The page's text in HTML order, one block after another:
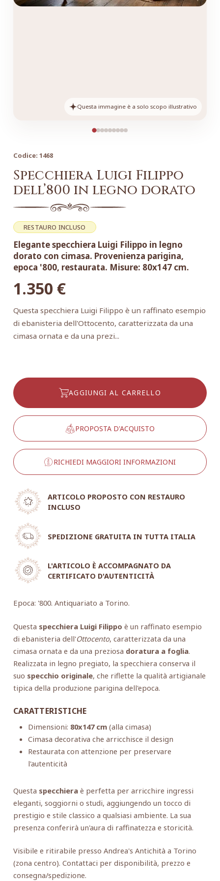
Questa immagine è a solo scopo illustrativo
Codice: 1468
Specchiera Luigi Filippo
dell’800 in legno dorato
RESTAURO INCLUSO
Elegante specchiera Luigi Filippo in legno
dorato con cimasa. Provenienza parigina,
epoca '800, restaurata. Misure: 80x147 cm.
1.350 €
Questa specchiera Luigi Filippo è un raffinato esempio
di ebanisteria dell'Ottocento, caratterizzata da una
cimasa ornata e da una prezi...
AGGIUNGI AL CARRELLO
PROPOSTA D'ACQUISTO
RICHIEDI MAGGIORI INFORMAZIONI
ARTICOLO PROPOSTO CON RESTAURO
INCLUSO
SPEDIZIONE GRATUITA IN TUTTA ITALIA
L'ARTICOLO È ACCOMPAGNATO DA
CERTIFICATO D'AUTENTICITÀ
Epoca: '800. Antiquariato a Torino.
Questa specchiera Luigi Filippo è un raffinato esempio
di ebanisteria dell'Ottocento, caratterizzata da una
cimasa ornata e da una preziosa doratura a foglia.
Realizzata in legno pregiato, la specchiera conserva il
suo specchio originale, che riflette la qualità artigianale
tipica della produzione parigina dell'epoca.
CARATTERISTICHE
Dimensioni: 80x147 cm(alla cimasa)
Cimasa decorativa che arricchisce il design
Restaurata con attenzione per preservare
l'autenticità
Questa specchieraè perfetta per arricchire ingressi
eleganti, soggiorni o studi, aggiungendo un tocco di
prestigio e stile classico a qualsiasi ambiente. La sua
presenza conferirà un'aura di raffinatezza e storicità.
Visibile e ritirabile presso Andrea's Antichità a Torino
(zona centro). Contattaci per disponibilità, prezzo e
consegna/spedizione.